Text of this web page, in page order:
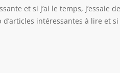
et si j’ai le temps,
d’articles intéressantes à lire et